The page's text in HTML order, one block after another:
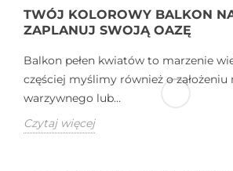
TWÓJ KOLOROWY BALKON
ZAPLANUJ SWOJĄ OAZĘ
Balkon pełen kwiatów to marzenie
częściej myślimy również o
warzywnego lub...
Czytaj więcej